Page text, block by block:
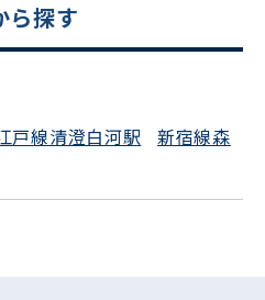
お問い合わせ
ら探す
戸線清澄白河駅
新宿線森